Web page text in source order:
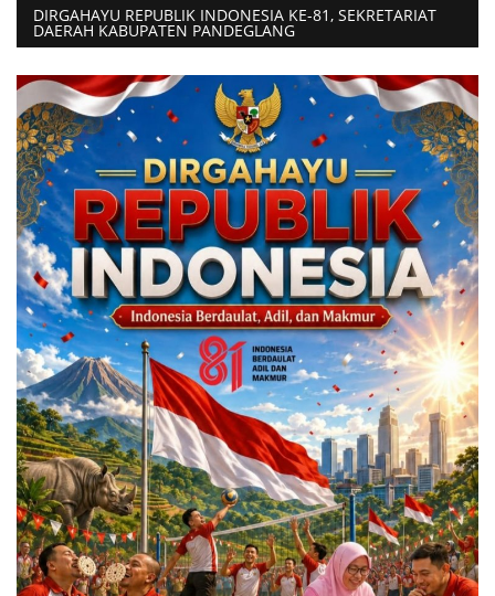
DIRGAHAYU REPUBLIK INDONESIA KE-81, SEKRETARIAT
DAERAH KABUPATEN PANDEGLANG